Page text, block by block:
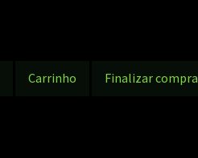
Carrinho Finalizar compra